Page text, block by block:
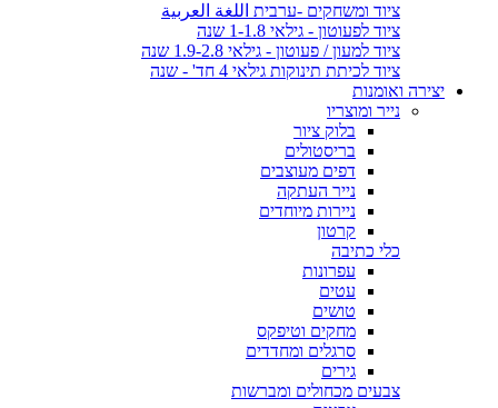
ציוד ומשחקים -ערבית اللغة العربية
ציוד לפעוטון - גילאי 1-1.8 שנה
ציוד למעון / פעוטון - גילאי 1.9-2.8 שנה
ציוד לכיתת תינוקות גילאי 4 חד' - שנה
יצירה ואומנות
נייר ומוצריו
בלוק ציור
בריסטולים
דפים מעוצבים
נייר העתקה
ניירות מיוחדים
קרטון
כלי כתיבה
עפרונות
עטים
טושים
מחקים וטיפקס
סרגלים ומחדדים
גירים
צבעים מכחולים ומברשות